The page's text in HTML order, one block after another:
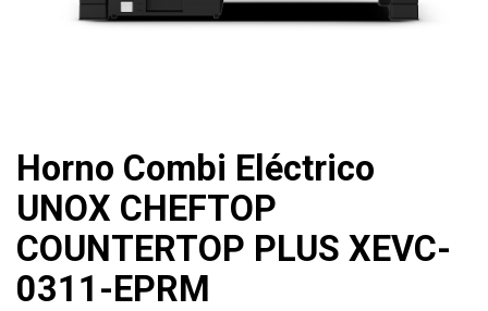
Horno Combi Eléctrico
UNOX CHEFTOP
COUNTERTOP PLUS XEVC-
0311-EPRM